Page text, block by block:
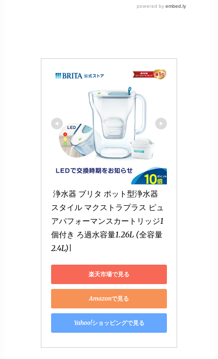
スタイル マクストラプラス ピュ
アパフォーマンスカートリッジ1
個付き ろ過水容量1.26L (全容量
2.4L)|
楽天市場で見る
Amazonで見る
Yahoo!ショッピングで見る